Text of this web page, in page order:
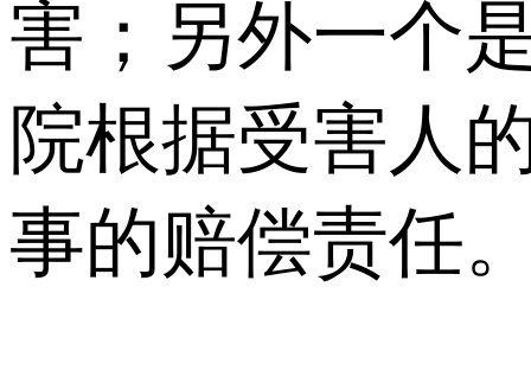
害；另外一个
院根据受害人
事的赔偿责任